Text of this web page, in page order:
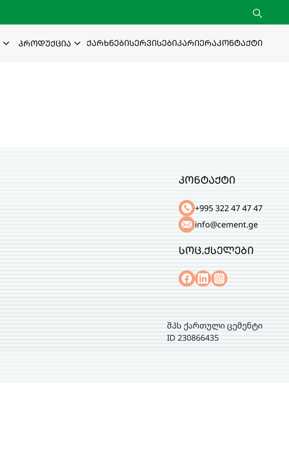
პროდუქცია ქარხნებისერვისებიკარიერაკონტაქტი
კონტაქტი
+995 322 47 47 47
info@cement.ge
სოც.ქსელები
შპს ქართული ცემენტი
ID 230866435